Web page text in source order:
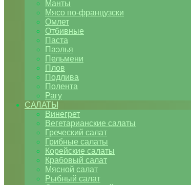
Манты
Мясо по-французски
Омлет
Отбивные
Паста
Паэлья
Пельмени
Плов
Подлива
Полента
Рагу
САЛАТЫ
Винегрет
Вегетарианские салаты
Греческий салат
Грибные салаты
Корейские салаты
Крабовый салат
Мясной салат
Рыбный салат